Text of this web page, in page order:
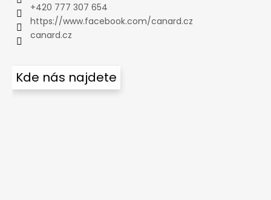
+420 777 307 654
https://www.facebook.com/canard.cz
canard.cz
Kde nás najdete